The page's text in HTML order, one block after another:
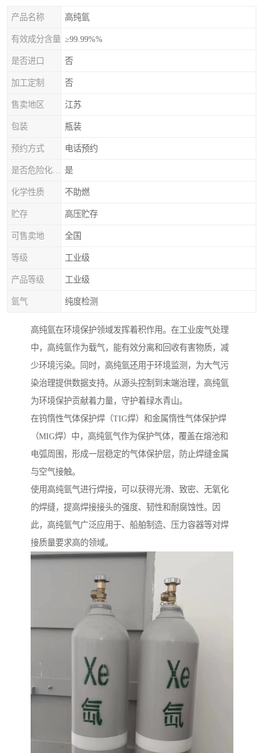
产品名称 高纯氩
有效成分含量 ≥99.99%%
是否进口 否
加工定制 否
售卖地区 江苏
包装 瓶装
预约方式 电话预约
是
化学性质 不助燃
贮存 高压贮存
可售卖地 全国
等级 工业级
产品等级 工业级
氩气 纯度检测
高纯氩在环境保护领域发挥着积作用。在工业废气处理
中，高纯氩作为载气，能有效分离和回收有害物质，减
少环境污染。同时，高纯氩还用于环境监测，为大气污
染治理提供数据支持。从源头控制到末端治理，高纯氩
为环境保护贡献着力量，守护着绿水青山。
在钨惰性气体保护焊（TIG焊）和金属惰性气体保护焊
（MIG焊）中，高纯氩气作为保护气体，覆盖在熔池和
电弧周围，形成一层稳定的气体保护层，防止焊缝金属
与空气接触。
使用高纯氩气进行焊接，可以获得光滑、致密、无氧化
的焊缝，提高焊接接头的强度、韧性和耐腐蚀性。因
此，高纯氩气广泛应用于、船舶制造、压力容器等对焊
接质量要求高的领域。